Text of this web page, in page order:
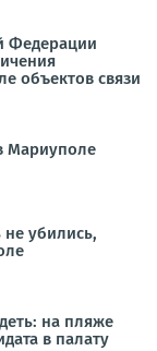
Федерации
объектов связи
Мариуполе
убились,
на пляже
в палату